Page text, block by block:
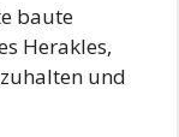
baute
Herakles,
und